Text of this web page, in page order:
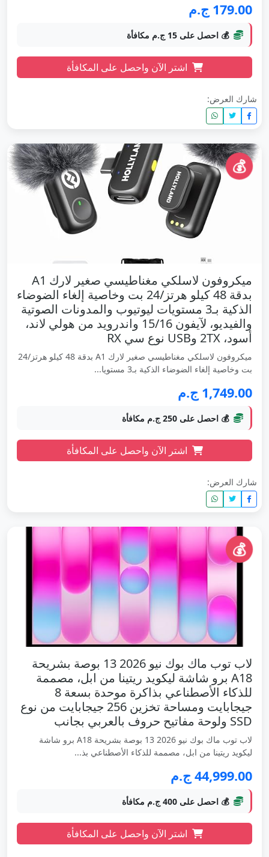
179.00 ج.م
💰 احصل على 15 ج.م مكافأة
اشتر الآن واحصل على المكافأة
شارك العرض:
💰
ميكروفون لاسلكي مغناطيسي صغير لارك A1
بدقة 48 كيلو هرتز/24 بت وخاصية إلغاء الضوضاء
الذكية بـ3 مستويات ليوتيوب والمدونات الصوتية
والفيديو، لآيفون 15/16 واندرويد من هولي لاند،
أسود، 2TX وUSB نوع سي RX
ميكروفون لاسلكي مغناطيسي صغير لارك A1 بدقة 48 كيلو هرتز/24
بت وخاصية إلغاء الضوضاء الذكية بـ3 مستويا...
1,749.00 ج.م
💰 احصل على 250 ج.م مكافأة
اشتر الآن واحصل على المكافأة
شارك العرض:
💰
لاب توب ماك بوك نيو 2026 13 بوصة بشريحة
A18 برو شاشة ليكويد ريتينا من ابل، مصممة
للذكاء الأصطناعي بذاكرة موحدة بسعة 8
جيجابايت ومساحة تخزين 256 جيجابايت من نوع
SSD ولوحة مفاتيح حروف بالعربي بجانب
لاب توب ماك بوك نيو 2026 13 بوصة بشريحة A18 برو شاشة
ليكويد ريتينا من ابل، مصممة للذكاء الأصطناعي بذ...
44,999.00 ج.م
💰 احصل على 400 ج.م مكافأة
اشتر الآن واحصل على المكافأة